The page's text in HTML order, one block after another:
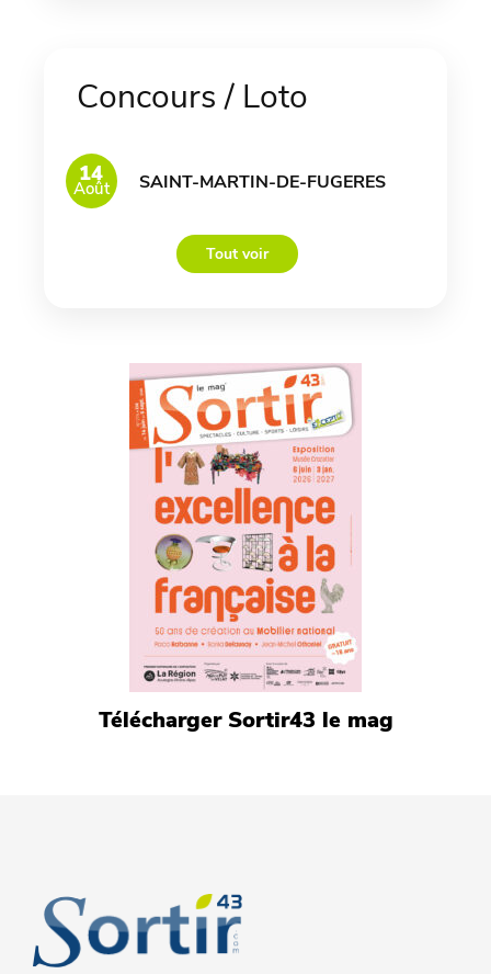
Concours / Loto
14
Août SAINT-MARTIN-DE-FUGERES
Tout voir
Télécharger Sortir43 le mag